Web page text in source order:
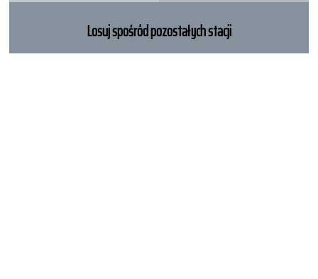
Losuj spośród pozostałych stacji